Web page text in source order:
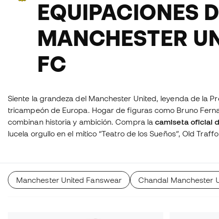
EQUIPACIONES
MANCHESTER
FC
Siente la grandeza del Manchester United, leyenda de la
tricampeón de Europa. Hogar de figuras como Bruno
combinan historia y ambición. Compra lacamiseta oficial
lucela orgullo en el mítico “Teatro de los Sueños”, Old
Manchester United Fanswear Chandal Manchester